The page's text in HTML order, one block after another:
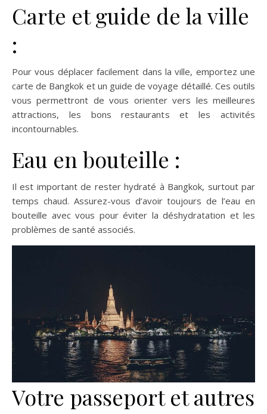
Carte et guide de la ville
:
Pour vous déplacer facilement dans la ville, emportez une
carte de Bangkok et un guide de voyage détaillé. Ces outils
vous permettront de vous orienter vers les meilleures
attractions, les bons restaurants et les activités
incontournables.
Eau en bouteille :
Il est important de rester hydraté à Bangkok, surtout par
temps chaud. Assurez-vous d’avoir toujours de l’eau en
bouteille avec vous pour éviter la déshydratation et les
problèmes de santé associés.
Votre passeport et autres